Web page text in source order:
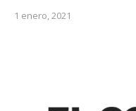
1 enero, 2021